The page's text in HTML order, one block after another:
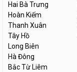
Hai Bà Trưng
Hoàn Kiếm
Thanh Xuân
Tây Hồ
Long Biên
Hà Đông
Bắc Từ Liêm